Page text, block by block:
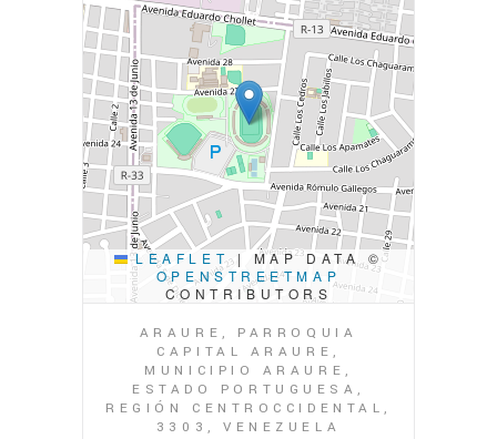
LEAFLET |
MAP DATA ©
OPENSTREETMAP
CONTRIBUTORS
ARAURE, PARROQUIA
CAPITAL ARAURE,
MUNICIPIO ARAURE,
ESTADO PORTUGUESA,
REGIÓN CENTROCCIDENTAL,
3303, VENEZUELA